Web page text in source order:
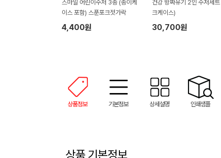
스마일 어린이수저 3종 (종이케
이스 포함) 스푼포크젓가락
4,400원
건강 방짜유기 2인 수저세트 (실
크케이스)
30,700원
상품정보 기본정보 상세설명 인쇄샘플
상품 기본정보